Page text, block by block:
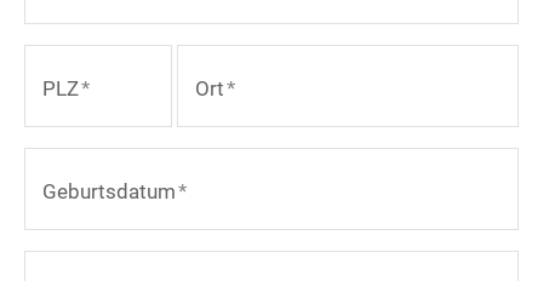
PLZ* Ort*
Geburtsdatum*